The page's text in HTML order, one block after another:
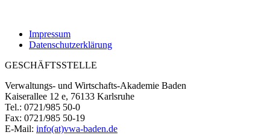
Impressum
Datenschutzerklärung
GESCHÄFTSSTELLE
Verwaltungs- und Wirtschafts-Akademie Baden
Kaiserallee 12 e, 76133 Karlsruhe
Tel.: 0721/985 50-0
Fax: 0721/985 50-19
E-Mail: info(at)vwa-baden.de